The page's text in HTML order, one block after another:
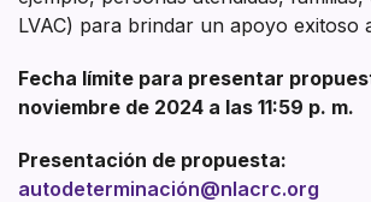
LVAC) para brindar un apoyo exitoso
Fecha límite para presentar
noviembre de 2024 a las 11:59 p. m.
Presentación de propuesta:
autodeterminación@nlacrc.org